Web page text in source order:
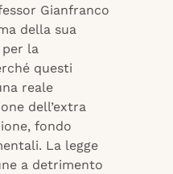
Gianfranco
della sua
per la
questi
reale
dell’extra
fondo
La legge
a detrimento